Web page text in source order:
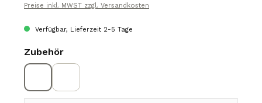
Preise inkl. MWST zzgl. Versandkosten
Verfügbar, Lieferzeit 2-5 Tage
Zubehörauswählen